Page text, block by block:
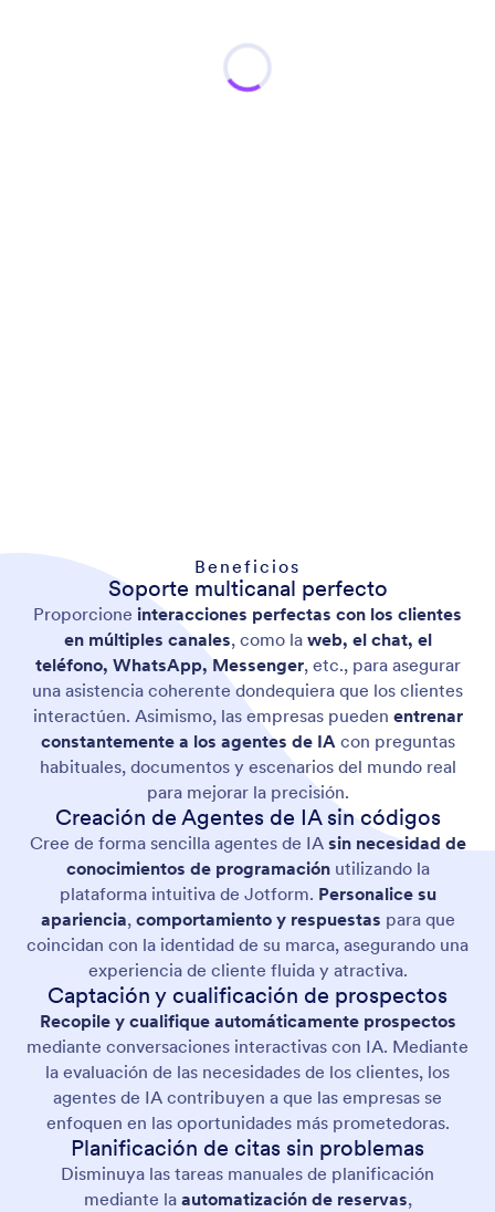
Beneficios
Soporte multicanal perfecto
Proporcione interacciones perfectas con los clientes
en múltiples canales, como la web, el chat, el
teléfono, WhatsApp, Messenger, etc., para asegurar
una asistencia coherente dondequiera que los clientes
interactúen. Asimismo, las empresas pueden entrenar
constantemente a los agentes de IAcon preguntas
habituales, documentos y escenarios del mundo real
para mejorar la precisión.
Creación de Agentes de IA sin códigos
Cree de forma sencilla agentes de IA sin necesidad de
conocimientos de programaciónutilizando la
plataforma intuitiva de Jotform. Personalice su
apariencia, comportamiento y respuestas para que
coincidan con la identidad de su marca, asegurando una
experiencia de cliente fluida y atractiva.
Captación y cualificación de prospectos
Recopile y cualifique automáticamente prospectos
mediante conversaciones interactivas con IA. Mediante
la evaluación de las necesidades de los clientes, los
agentes de IA contribuyen a que las empresas se
enfoquen en las oportunidades más prometedoras.
Planificación de citas sin problemas
Disminuya las tareas manuales de planificación
mediante la automatización de reservas,